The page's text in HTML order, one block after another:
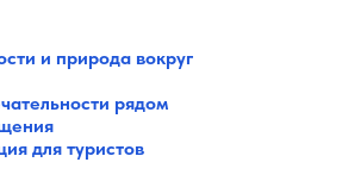
и природа вокруг
рядом
для туристов